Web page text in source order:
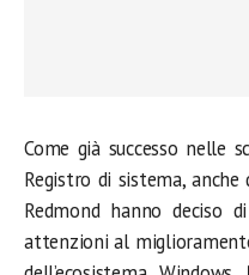
Come già successo nelle
Registro di sistema,
Redmond hanno deciso
attenzioni al